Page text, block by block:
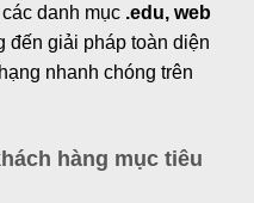
danh mục .edu, web
đến giải pháp toàn diện
nhanh chóng trên
hàng mục tiêu